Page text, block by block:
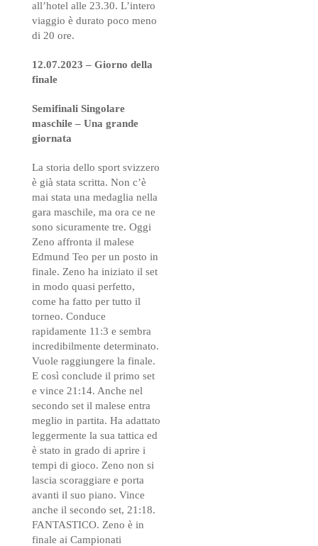
all’hotel alle 23.30. L’intero
viaggio è durato poco meno
di 20 ore.
12.07.2023 – Giorno della
finale
Semifinali Singolare
maschile – Una grande
giornata
La storia dello sport svizzero
è già stata scritta. Non c’è
mai stata una medaglia nella
gara maschile, ma ora ce ne
sono sicuramente tre. Oggi
Zeno affronta il malese
Edmund Teo per un posto in
finale. Zeno ha iniziato il set
in modo quasi perfetto,
come ha fatto per tutto il
torneo. Conduce
rapidamente 11:3 e sembra
incredibilmente determinato.
Vuole raggiungere la finale.
E così conclude il primo set
e vince 21:14. Anche nel
secondo set il malese entra
meglio in partita. Ha adattato
leggermente la sua tattica ed
è stato in grado di aprire i
tempi di gioco. Zeno non si
lascia scoraggiare e porta
avanti il suo piano. Vince
anche il secondo set, 21:18.
FANTASTICO. Zeno è in
finale ai Campionati